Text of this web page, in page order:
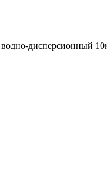
дисперсионный